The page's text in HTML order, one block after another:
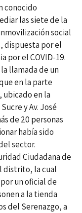
conocido
las siete de la
social
dispuesta por el
por el COVID-19.
llamada de un
en la parte
ubicado en la
y Av. José
de 20 personas
había sido
sector.
Ciudadana de
distrito, la cual
un oficial de
a la tienda
del Serenazgo, a